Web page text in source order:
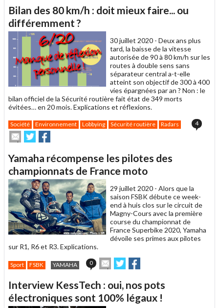
à
Bilan des 80 km/h : doit mieux faire... ou
différemment ?
30 juillet 2020 - Deux ans plus
tard, la baisse de la vitesse
autorisée de 90 à 80 km/h sur les
routes à double sens sans
séparateur central a-t-elle
atteint son objectif de 300 à 400
vies épargnées par an ? Non : le
bilan officiel de la Sécurité routière fait état de 349 morts
évitées… en 20 mois. Explications et réflexions.
Société Environnement Lobbying Sécurité routière Radars 4
Envoyer
cet
à
un
ami
Partager
sur
sur
Yamaha récompense les pilotes des
championnats de France moto
29 juillet 2020 - Alors que la
saison FSBK débute ce week-
end à huis clos sur le circuit de
Magny-Cours avec la première
course du championnat de
France Superbike 2020, Yamaha
dévoile ses primes aux pilotes
sur R1, R6 et R3. Explications.
Sport FSBK YAMAHA 0
Envoyer
cet
à
un
ami
Partager
sur sur
Interview KessTech : oui, nos pots
électroniques sont 100% légaux !